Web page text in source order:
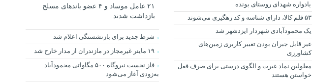
یادواره شهدای روستای بونده
۵۳ قلم کالا، دارای شناسه و کد رهگیری می‌شوند
یک محمودآبادی شهردار ایزدشهر شد
غیر قابل جبران بودن تغییر کاربری زمین‌های
کشاورزی
معلولین نماد غیرت و الگوی درستی برای صرف فعل
خواستن هستند
۲۱ عامل موساد و ۴ عضو باند‌های مسلح
بازداشت شدند
شرط جدید برای بازنشستگی اعلام شد
۱۹ ماینر غیرمجاز در مازندران از مدار خارج شد
فاز نخست نیروگاه ۵۰۰ مگاواتی محمودآباد
به‌زودی آغاز می‌شود